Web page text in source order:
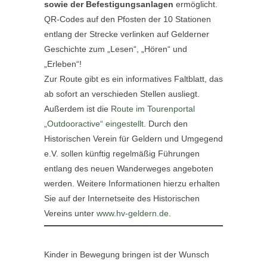
sowie der Befestigungsanlagen ermöglicht.
QR-Codes auf den Pfosten der 10 Stationen
entlang der Strecke verlinken auf Gelderner
Geschichte zum „Lesen“, „Hören“ und
„Erleben“!
Zur Route gibt es ein informatives Faltblatt, das
ab sofort an verschieden Stellen ausliegt.
Außerdem ist die Route im Tourenportal
„Outdooractive“ eingestellt . Durch den
Historischen Verein für Geldern und Umgegend
e.V. sollen künftig regelmäßig Führungen
entlang des neuen Wanderweges angeboten
werden. Weitere Informationen hierzu erhalten
Sie auf der Internetseite des Historischen
Vereins unter www.hv-geldern.de
Kinder in Bewegung bringen ist der Wunsch